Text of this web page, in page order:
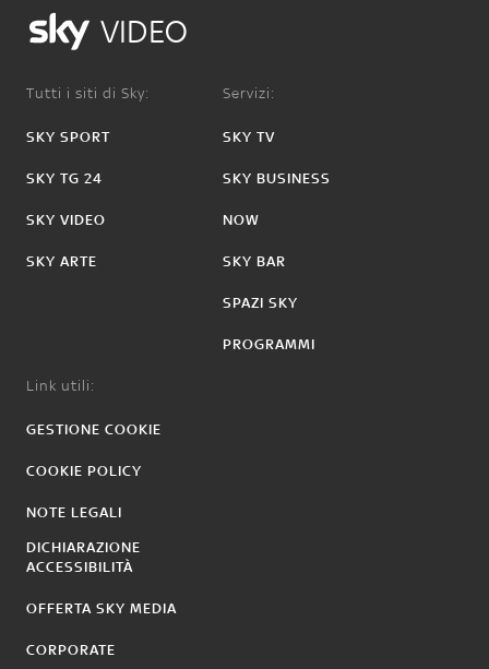
VIDEO
Tutti i siti di Sky:
SKY SPORT
SKY TG 24
SKY VIDEO
SKY ARTE
Servizi:
SKY TV
SKY BUSINESS
NOW
SKY BAR
SPAZI SKY
PROGRAMMI
Link utili:
GESTIONE COOKIE
COOKIE POLICY
NOTE LEGALI
DICHIARAZIONE
ACCESSIBILITÀ
OFFERTA SKY MEDIA
CORPORATE